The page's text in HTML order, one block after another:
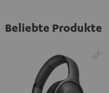
Beliebte Produkte